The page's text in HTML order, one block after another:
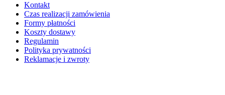
Kontakt
Czas realizacji zamówienia
Formy płatności
Koszty dostawy
Regulamin
Polityka prywatności
Reklamacje i zwroty